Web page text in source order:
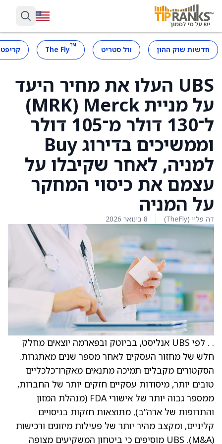
חדשות שוק ההון וול סטריט ™
The Fly
UBS העלו את מחיר היעד
על מניית Merck ‏(MRK)
ל־130 דולר מ־105 דולר
וממשיכים בדירוג Buy
למניה, לאחר שקיבלו על
עצמם את כיסוי המחקר
על המניה
דה פליי (TheFly) 8 בינואר 2026
. . לפי UBS אנליסט, בביוטק ובפארמה יוצאים מחלק
חלש של מחזור העסקים לאחר מספר שנים מאתגרות.
הסקטורים מקבלים תמיכה מתנאים מאקרו־כלכליים
טובים יותר, מיסודות עסקיים חזקים יותר של החברות,
ממספר גבוה יותר של אישורי FDA (מנהלת המזון
והתרופות של ארה”ב), מתוצאות חזקות בניסויים
קליניים, ומקצב מהיר יותר של פעילות מיזוגים ורכישות
(M&A). UBS מוסיפים כי ביטחון המשקיעים מצופה